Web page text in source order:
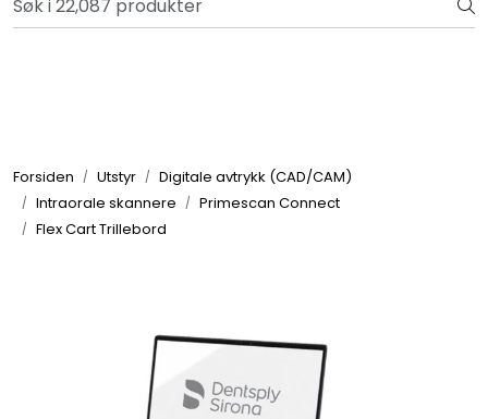
Skip to main content
Bli totalkunde og få en rekke fordeler. Les mer!
Forsiden Utstyr
Digitale avtrykk (CAD/CAM)
Intraorale skannere
Primescan Connect
Flex Cart Trillebord
Småutstyr
Klinikkplanlegging / Innredning